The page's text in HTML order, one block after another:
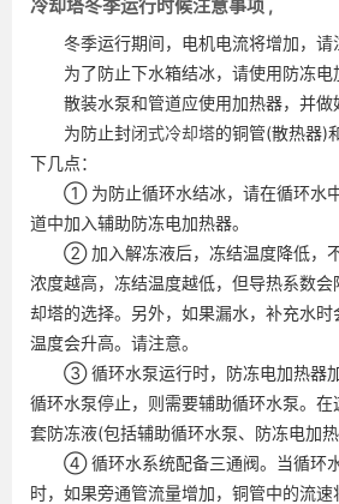
冷却塔冬季运行时候注意事项 ,
冬季运行期间，电机电流将增加，请
为了防止下水箱结冰，请使用防冻电
散装水泵和管道应使用加热器，并做
为防止封闭式冷却塔的铜管(散热器)
下几点：
① 为防止循环水结冰，请在循环水中
道中加入辅助防冻电加热器。
② 加入解冻液后，冻结温度降低，不
浓度越高，冻结温度越低，但导热系数
却塔的选择。另外，如果漏水，补充水
温度会升高。请注意。
③ 循环水泵运行时，防冻电加热器加
循环水泵停止，则需要辅助循环水泵。
套防冻液(包括辅助循环水泵、防冻电加热
④ 循环水系统配备三通阀。当循环水
时，如果旁通管流量增加，铜管中的流